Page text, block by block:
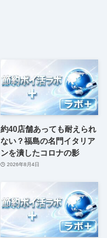
約40店舗あっても耐えられ
ない？福島の名門イタリア
ンを潰したコロナの影
2026年8月4日